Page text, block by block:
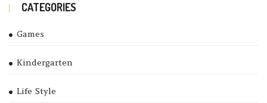
CATEGORIES
Games
Kindergarten
Life Style